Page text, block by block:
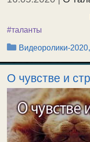
#таланты
Рубрики
Видеоролики-2020
О чувстве и